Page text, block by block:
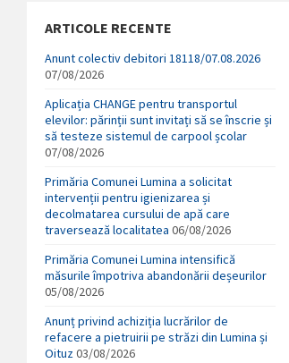
ARTICOLE RECENTE
Anunt colectiv debitori 18118/07.08.2026
07/08/2026
Aplicația CHANGE pentru transportul
elevilor: părinții sunt invitați să se înscrie și
să testeze sistemul de carpool școlar
07/08/2026
Primăria Comunei Lumina a solicitat
intervenții pentru igienizarea și
decolmatarea cursului de apă care
traversează localitatea 06/08/2026
Primăria Comunei Lumina intensifică
măsurile împotriva abandonării deșeurilor
05/08/2026
Anunț privind achiziția lucrărilor de
refacere a pietruirii pe străzi din Lumina și
Oituz03/08/2026